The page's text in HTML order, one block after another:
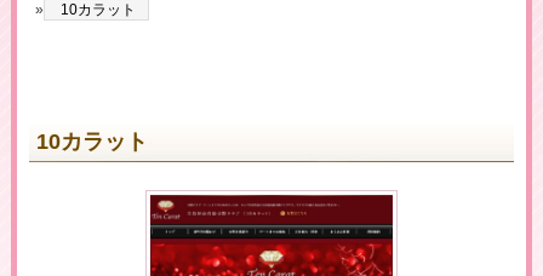
»
10カラット
10カラット